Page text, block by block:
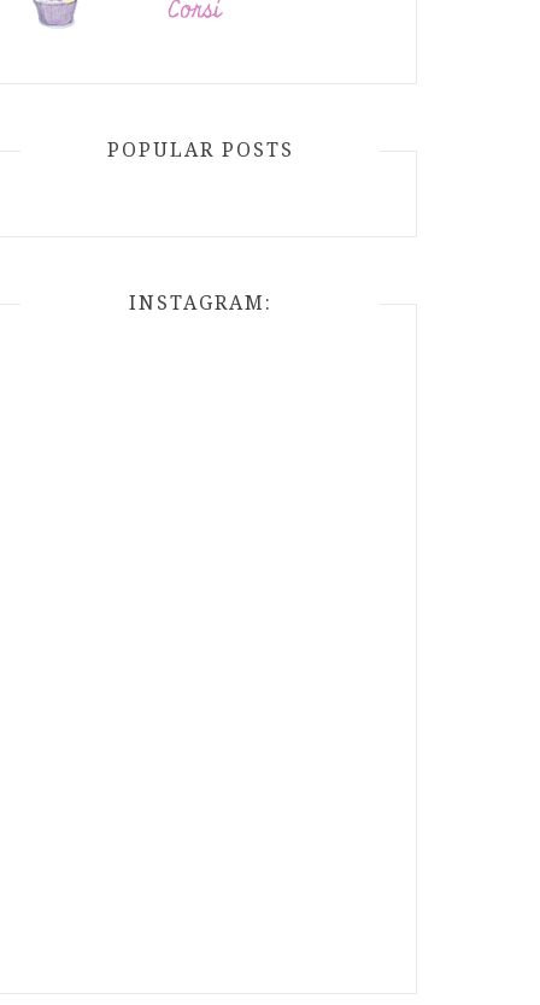
POPULAR POSTS
INSTAGRAM: